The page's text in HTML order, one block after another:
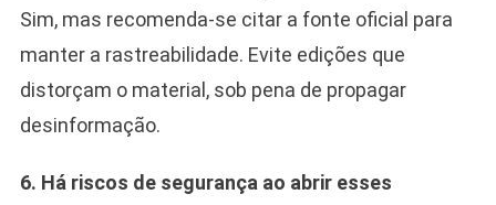
Sim, mas recomenda-se citar a fonte oficial para
manter a rastreabilidade. Evite edições que
distorçam o material, sob pena de propagar
desinformação.
6. Há riscos de segurança ao abrir esses